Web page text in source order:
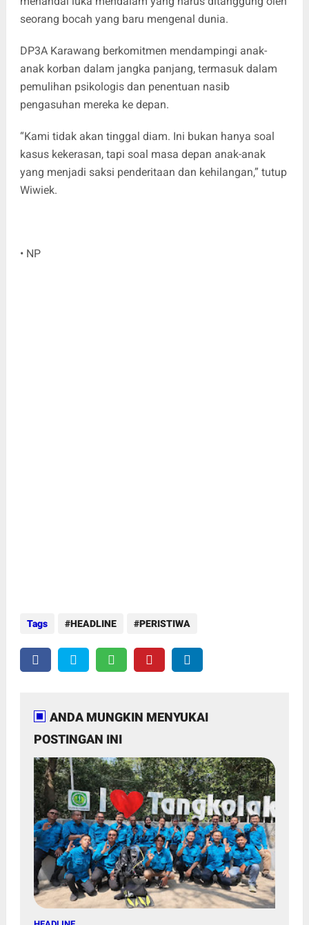
seorang bocah yang baru mengenal dunia.
DP3A Karawang berkomitmen mendampingi anak-
anak korban dalam jangka panjang, termasuk dalam
pemulihan psikologis dan penentuan nasib
pengasuhan mereka ke depan.
“Kami tidak akan tinggal diam. Ini bukan hanya soal
kasus kekerasan, tapi soal masa depan anak-anak
yang menjadi saksi penderitaan dan kehilangan,” tutup
Wiwiek.
• NP
Tags HEADLINE PERISTIWA
ANDA MUNGKIN MENYUKAI
POSTINGAN INI